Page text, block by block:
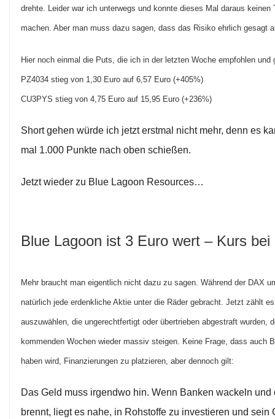
drehte. Leider war ich unterwegs und konnte dieses Mal daraus
machen. Aber man muss dazu sagen, dass das Risiko ehrlich gesagt
Hier noch einmal die Puts, die ich in der letzten Woche empfohlen und
PZ4034 stieg von 1,30 Euro auf 6,57 Euro (+405%)
CU3PYS stieg von 4,75 Euro auf 15,95 Euro (+236%)
Short gehen würde ich jetzt erstmal nicht mehr, denn es
mal 1.000 Punkte nach oben schießen.
Jetzt wieder zu Blue Lagoon Resources…
Blue Lagoon ist 3 Euro wert – Kurs bei
Mehr braucht man eigentlich nicht dazu zu sagen. Während der DAX
natürlich jede erdenkliche Aktie unter die Räder gebracht. Jetzt zählt
auszuwählen, die ungerechtfertigt oder übertrieben abgestraft wurden,
kommenden Wochen wieder massiv steigen. Keine Frage, dass auch
haben wird, Finanzierungen zu platzieren, aber dennoch gilt:
Das Geld muss irgendwo hin. Wenn Banken wackeln und
brennt, liegt es nahe, in Rohstoffe zu investieren und sein